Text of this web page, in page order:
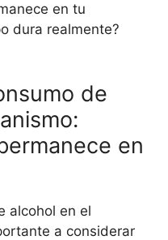
en tu
dura realmente?
de
en
alcohol en el
a considerar